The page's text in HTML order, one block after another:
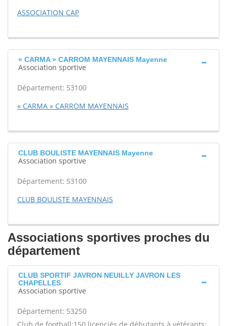
ASSOCIATION CAP
« CARMA » CARROM MAYENNAIS Mayenne
Association sportive
Département: 53100
« CARMA » CARROM MAYENNAIS
CLUB BOULISTE MAYENNAIS Mayenne
Association sportive
Département: 53100
CLUB BOULISTE MAYENNAIS
Associations sportives proches du
département
CLUB SPORTIF JAVRON NEUILLY JAVRON LES
CHAPELLES
Association sportive
Département: 53250